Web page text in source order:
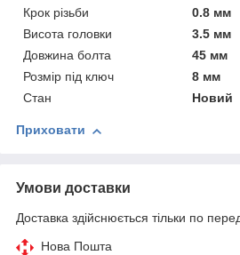
Крок різьби
0.8 мм
Висота головки
3.5 мм
Довжина болта
45 мм
Розмір під ключ
8 мм
Стан
Новий
Приховати
Умови доставки
Доставка здійснюється тільки по
Нова Пошта